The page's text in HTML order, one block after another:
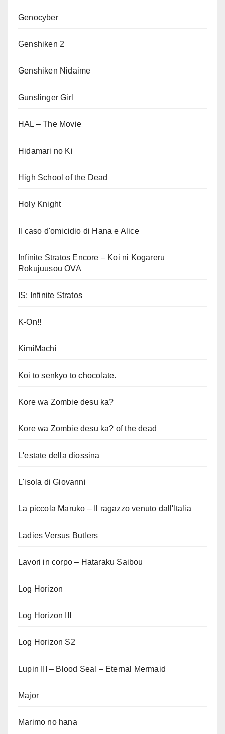
Genocyber
Genshiken 2
Genshiken Nidaime
Gunslinger Girl
HAL – The Movie
Hidamari no Ki
High School of the Dead
Holy Knight
Il caso d'omicidio di Hana e Alice
Infinite Stratos Encore – Koi ni Kogareru
Rokujuusou OVA
IS: Infinite Stratos
K-On!!
KimiMachi
Koi to senkyo to chocolate.
Kore wa Zombie desu ka?
Kore wa Zombie desu ka? of the dead
L'estate della diossina
L'isola di Giovanni
La piccola Maruko – Il ragazzo venuto dall'Italia
Ladies Versus Butlers
Lavori in corpo – Hataraku Saibou
Log Horizon
Log Horizon III
Log Horizon S2
Lupin III – Blood Seal – Eternal Mermaid
Major
Marimo no hana